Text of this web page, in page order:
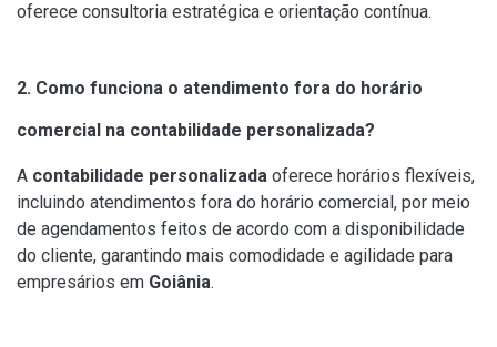
oferece consultoria estratégica e orientação contínua.
2. Como funciona o atendimento fora do horário
comercial na contabilidade personalizada?
A contabilidade personalizada oferece horários flexíveis,
incluindo atendimentos fora do horário comercial, por meio
de agendamentos feitos de acordo com a disponibilidade
do cliente, garantindo mais comodidade e agilidade para
empresários em Goiânia.